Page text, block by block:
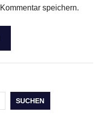
speichern.
SUCHEN